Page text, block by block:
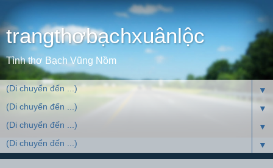
trangthơbạchxuânlộc
Tình thơ Bạch Vũng Nồm
▼
▼
▼
▼